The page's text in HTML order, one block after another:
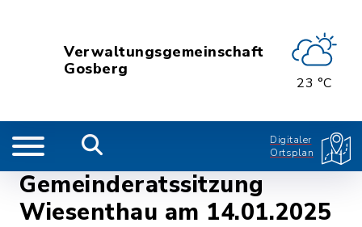
Verwaltungsgemeinschaft
Gosberg
23 °C
Digitaler
Ortsplan
Gemeinderatssitzung
Wiesenthau am 14.01.2025